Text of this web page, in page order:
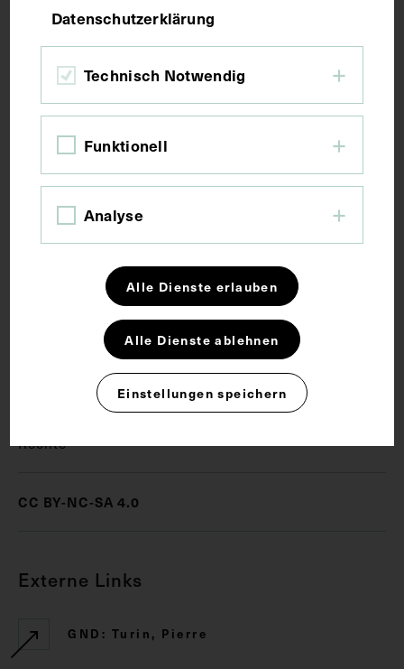
Bildmaß 28,2 x 19,8 cm
Bildmaß inkl. Untergrund 31,5 x 21,7 cm
Ausschnitt aus der spanischsprachigen
Fachzeitschrift: Gaceta Medica Espanola, Nr. 74,
1932. Die abgebildete Medaille wurde 1932 von
Generalsekretär Medaille
Rechte
CC BY-NC-SA 4.0
Externe Links
GND: Turin, Pierre
Datenschutzerklärung
Technisch Notwendig
Funktionell
Analyse
Alle Dienste erlauben
Alle Dienste ablehnen
Einstellungen speichern